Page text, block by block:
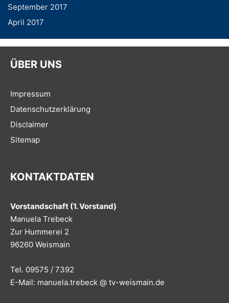
September 2017
April 2017
ÜBER UNS
Impressum
Datenschutzerklärung
Disclaimer
Sitemap
KONTAKTDATEN
Vorstandschaft (1. Vorstand)
Manuela Trebeck
Zur Hummerei 2
96260 Weismain
Tel. 09575 / 7392
E-Mail: manuela.trebeck @ tv-weismain.de